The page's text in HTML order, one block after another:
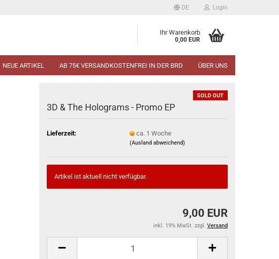
DE Login
Ihr Warenkorb
0,00 EUR
NEUE ARTIKEL AB 75€ VERSANDKOSTENFREI IN DER BRD ÜBER UNS
SOLD OUT
3D & The Holograms - Promo EP
Lieferzeit: ca. 1 Woche
(Ausland abweichend)
Artikel ist aktuell nicht verfügbar.
9,00 EUR
inkl. 19% MwSt. zzgl. Versand